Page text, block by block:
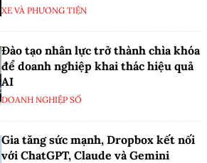
XE VÀ PHƯƠNG TIỆN
Đào tạo nhân lực trở thành chìa khóa
để doanh nghiệp khai thác hiệu quả
AI
DOANH NGHIỆP SỐ
Gia tăng sức mạnh, Dropbox kết nối
với ChatGPT, Claude và Gemini